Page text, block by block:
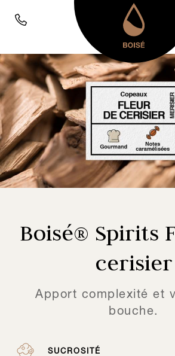
Boisé® Spirits
cerisier
Apport complexité et
bouche.
SUCROSITÉ